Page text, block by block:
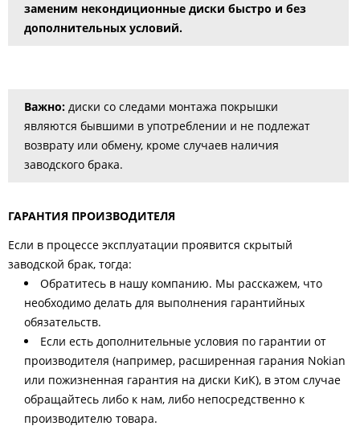
заменим некондиционные диски быстро и без
дополнительных условий.
Важно: диски со следами монтажа покрышки
являются бывшими в употреблении и не подлежат
возврату или обмену, кроме случаев наличия
заводского брака.
ГАРАНТИЯ ПРОИЗВОДИТЕЛЯ
Если в процессе эксплуатации проявится скрытый
заводской брак, тогда:
Обратитесь в нашу компанию. Мы расскажем, что
необходимо делать для выполнения гарантийных
обязательств.
Если есть дополнительные условия по гарантии от
производителя (например, расширенная гарания Nokian
или пожизненная гарантия на диски КиК), в этом случае
обращайтесь либо к нам, либо непосредственно к
производителю товара.